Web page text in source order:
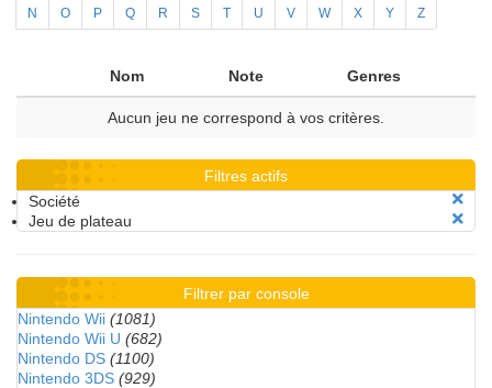
N O P Q R S T U V W X Y Z
Nom Note Genres
Aucun jeu ne correspond à vos critères.
Filtres actifs
Société
Jeu de plateau
Filtrer par console
Nintendo Wii (1081)
Nintendo Wii U (682)
Nintendo DS (1100)
Nintendo 3DS (929)